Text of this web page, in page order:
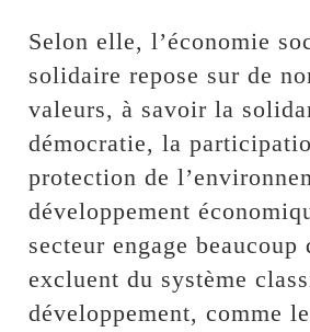
Selon elle, l’économie
solidaire repose sur de
valeurs, à savoir la
démocratie, la
protection de
développement
secteur engage beaucoup
excluent du système
développement, comme